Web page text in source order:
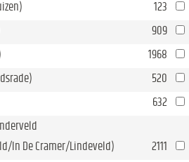
123
909
1968
520
632
In De Cramer/Lindeveld)
2111